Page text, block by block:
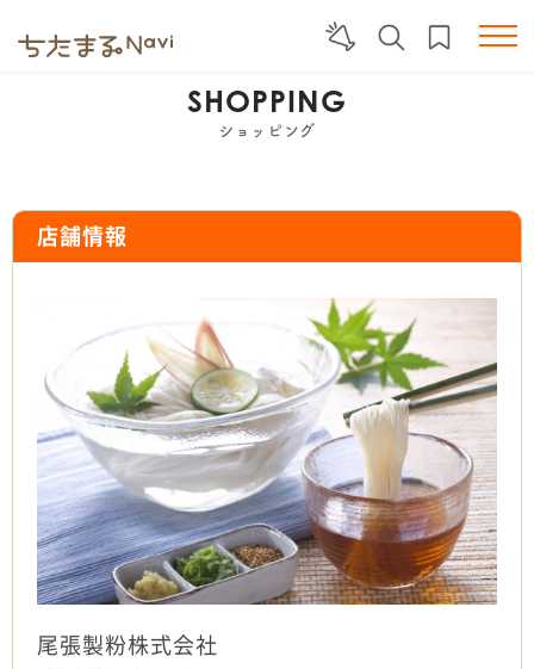
SHOPPING
ショッピング
店舗情報
尾張製粉株式会社